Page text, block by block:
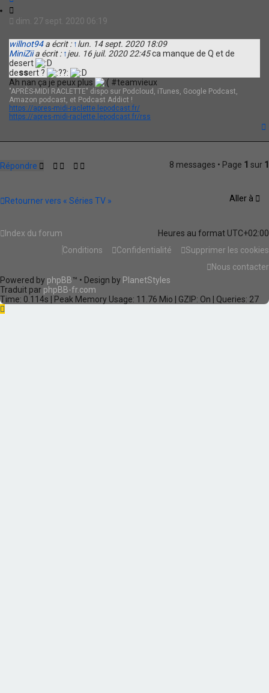
c
t
e
r
M
i
n
i
Z
i
a
t
i
o
n
dim. 27 sept. 2020 06:19
willnot94a écrit : ↑lun. 14 sept. 2020 18:09
MiniZiia écrit : ↑jeu. 16 juil. 2020 22:45ca manque de Q et de
desert
dessert ?
Ah nan ça je peux plus
#teamvieux
"APRÈS-MIDI RACLETTE" dispo sur Podcloud, iTunes, Google Podcast,
Amazon podcast, et Podcast Addict !
https://apres-midi-raclette.lepodcast.fr/
https://apres-midi-raclette.lepodcast.fr/rss
Répondre
8 messages • Page 1 sur 1
Retourner vers « Séries TV » Aller à
Index du forum Heures au format UTC+02:00
Supprimer les cookies
Confidentialité
Conditions
Nous contacter
Powered by phpBB™ • Design by PlanetStyles
Traduit par phpBB-fr.com
Time: 0.114s | Peak Memory Usage: 11.76 Mio | GZIP: On | Queries: 27